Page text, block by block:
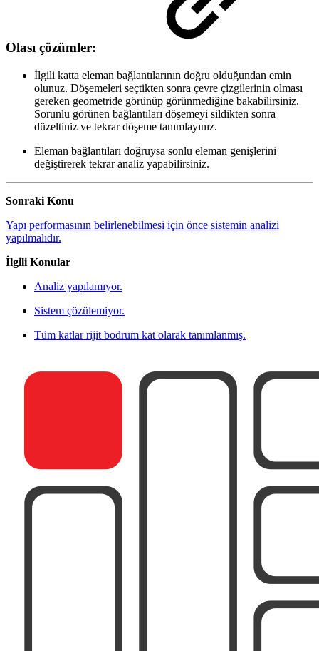
Olası çözümler:
İlgili katta eleman bağlantılarının doğru olduğundan emin
olunuz. Döşemeleri seçtikten sonra çevre çizgilerinin olması
gereken geometride görünüp görünmediğine bakabilirsiniz.
Sorunlu görünen bağlantıları döşemeyi sildikten sonra
düzeltiniz ve tekrar döşeme tanımlayınız.
Eleman bağlantıları doğruysa sonlu eleman genişlerini
değiştirerek tekrar analiz yapabilirsiniz.
Sonraki Konu
Yapı performasının belirlenebilmesi için önce sistemin analizi
yapılmalıdır.
İlgili Konular
Analiz yapılamıyor.
Sistem çözülemiyor.
Tüm katlar rijit bodrum kat olarak tanımlanmış.